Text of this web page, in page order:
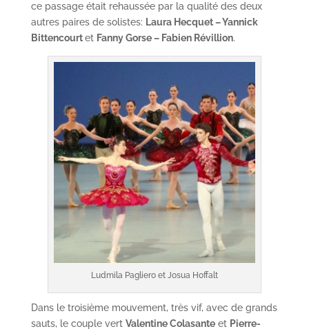
ce passage était rehaussée par la qualité des deux
autres paires de solistes: Laura Hecquet – Yannick
Bittencourtet Fanny Gorse – Fabien Révillion.
Ludmila Pagliero et Josua Hoffalt
Dans le troisième mouvement, très vif, avec de grands
sauts, le couple vert Valentine Colasanteet Pierre-